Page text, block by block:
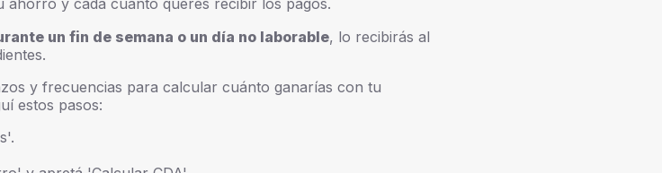
ahorro y cada cuánto querés recibir los pagos.
un fin de semana o un día no laborable, lo recibirás al
y frecuencias para calcular cuánto ganarías con tu
estos pasos: